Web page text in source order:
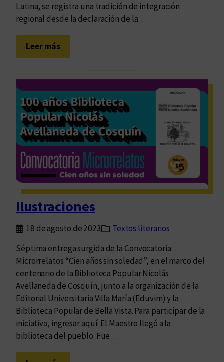
Latina, se registra una tradición de integración
regional desde la declaración de la…
Leer más:
A
i
a
L
a
t
i
n
a
u
n
a
h
i
s
t
o
r
Ilustraciones
18 de agosto de 2023
Textos literarios
Séptima entrega surgida de la Convocatoria
Microrrelatos “Cien años sin soledad”, en el marco del
centenario de la Biblioteca Popular Nicolás
Avellaneda de Cosquín, junto a la organización de la
Editorial Universitaria Villa María (Eduvim) y la
Biblioteca Popular de Bella Vista. Para participar de la
iniciativa, ingresar aquí. El Maestro llegó a la
biblioteca del pueblo. Fue…